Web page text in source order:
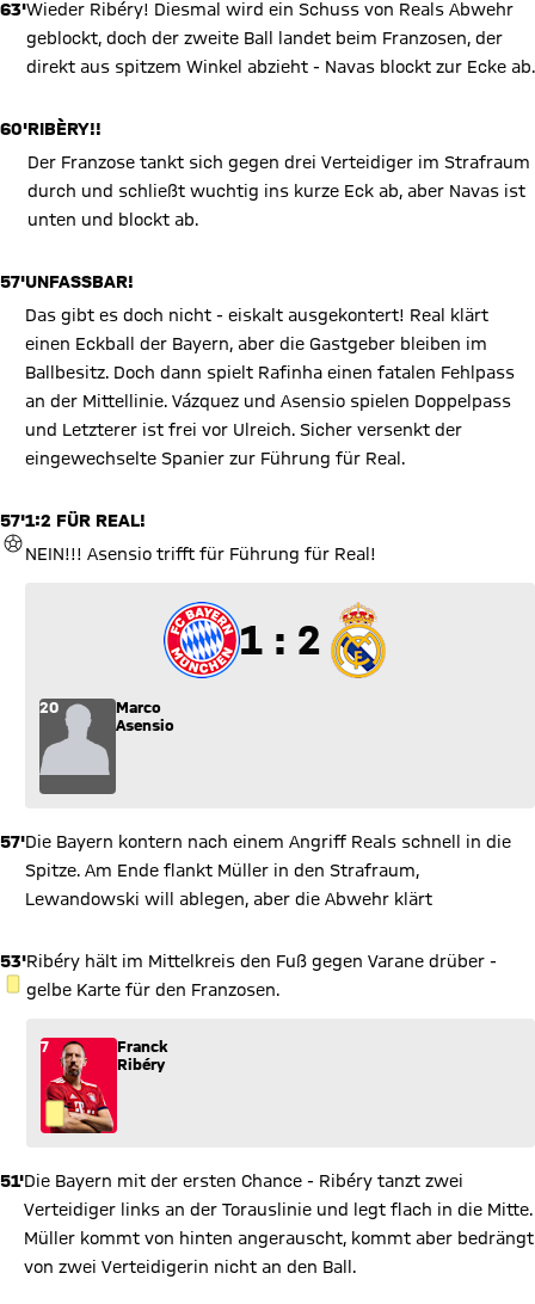
63'Wieder Ribéry! Diesmal wird ein Schuss von Reals Abwehr
geblockt, doch der zweite Ball landet beim Franzosen, der
direkt aus spitzem Winkel abzieht - Navas blockt zur Ecke ab.
60'RIBÈRY!!
Der Franzose tankt sich gegen drei Verteidiger im Strafraum
durch und schließt wuchtig ins kurze Eck ab, aber Navas ist
unten und blockt ab.
57'UNFASSBAR!
Das gibt es doch nicht - eiskalt ausgekontert! Real klärt
einen Eckball der Bayern, aber die Gastgeber bleiben im
Ballbesitz. Doch dann spielt Rafinha einen fatalen Fehlpass
an der Mittellinie. Vázquez und Asensio spielen Doppelpass
und Letzterer ist frei vor Ulreich. Sicher versenkt der
eingewechselte Spanier zur Führung für Real.
57'
TOR
1:2 FÜR REAL!
NEIN!!! Asensio trifft für Führung für Real!
1 zu 2
1 : 2
20
Marco
Asensio
57'Die Bayern kontern nach einem Angriff Reals schnell in die
Spitze. Am Ende flankt Müller in den Strafraum,
Lewandowski will ablegen, aber die Abwehr klärt
53'
GELBE KARTE
Ribéry hält im Mittelkreis den Fuß gegen Varane drüber -
gelbe Karte für den Franzosen.
7
Franck
Ribéry
51'Die Bayern mit der ersten Chance - Ribéry tanzt zwei
Verteidiger links an der Torauslinie und legt flach in die Mitte.
Müller kommt von hinten angerauscht, kommt aber bedrängt
von zwei Verteidigerin nicht an den Ball.